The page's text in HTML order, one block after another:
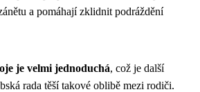
a pomáhají zklidnit podráždění
je velmi jednoduchá, což je další
rada těší takové oblibě mezi rodiči.